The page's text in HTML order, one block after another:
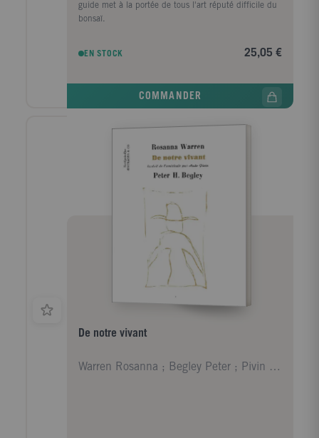
guide met à la portée de tous l'art réputé difficile du
bonsaï.
EN STOCK 25,05 €
COMMANDER
De notre vivant
Warren Rosanna ; Begley Peter ; Pivin Aude